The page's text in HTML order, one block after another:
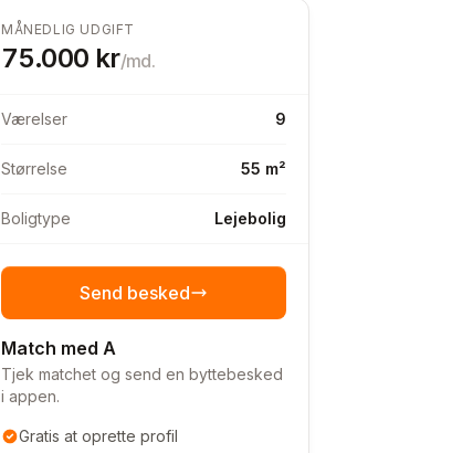
MÅNEDLIG UDGIFT
75.000 kr/md.
Værelser 9
Størrelse 55 m²
Boligtype Lejebolig
Send besked
Match med A
Tjek matchet og send en byttebesked
i appen.
Gratis at oprette profil